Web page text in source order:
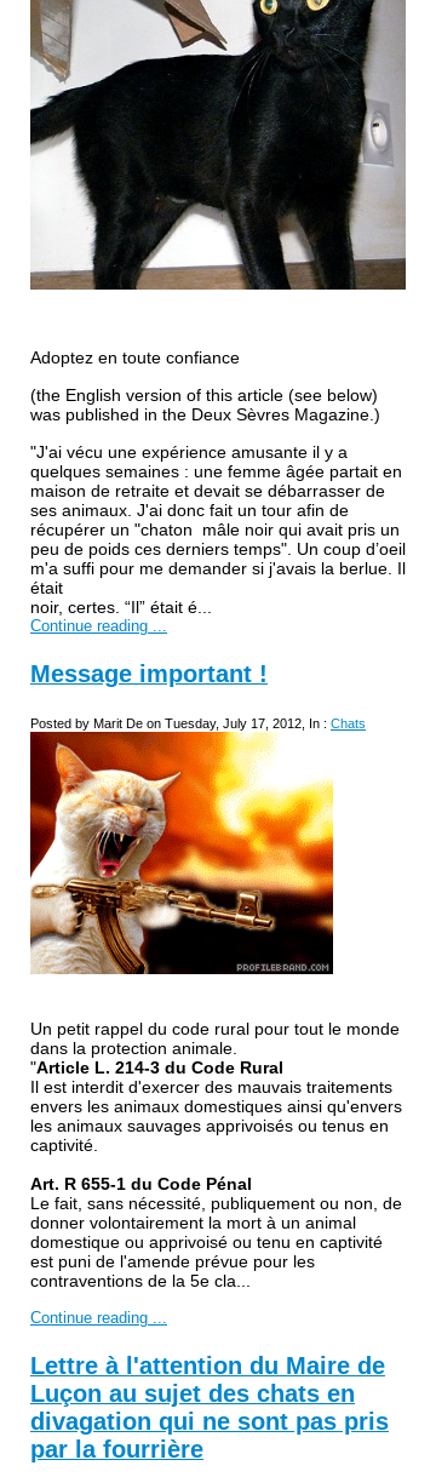
Adoptez en toute confiance
(the English version of this article (see below)
was published in the Deux Sèvres Magazine.)
"J'ai vécu une expérience amusante il y a
quelques semaines : une femme âgée partait en
maison de retraite et devait se débarrasser de
ses animaux. J'ai donc fait un tour afin de
récupérer un "chaton mâle noir qui avait pris un
peu de poids ces derniers temps". Un coup d’oeil
m'a suffi pour me demander si j'avais la berlue. Il
était
noir, certes. “Il” était é...
Continue reading ...
Message important !
Posted by Marit De on Tuesday, July 17, 2012, In : Chats
Un petit rappel du code rural pour tout le monde
dans la protection animale.
"Article L. 214-3 du Code Rural
Il est interdit d'exercer des mauvais traitements
envers les animaux domestiques ainsi qu'envers
les animaux sauvages apprivoisés ou tenus en
captivité.
Art. R 655-1 du Code Pénal
Le fait, sans nécessité, publiquement ou non, de
donner volontairement la mort à un animal
domestique ou apprivoisé ou tenu en captivité
est puni de l'amende prévue pour les
contraventions de la 5e cla...
Continue reading ...
Lettre à l'attention du Maire de
Luçon au sujet des chats en
divagation qui ne sont pas pris
par la fourrière